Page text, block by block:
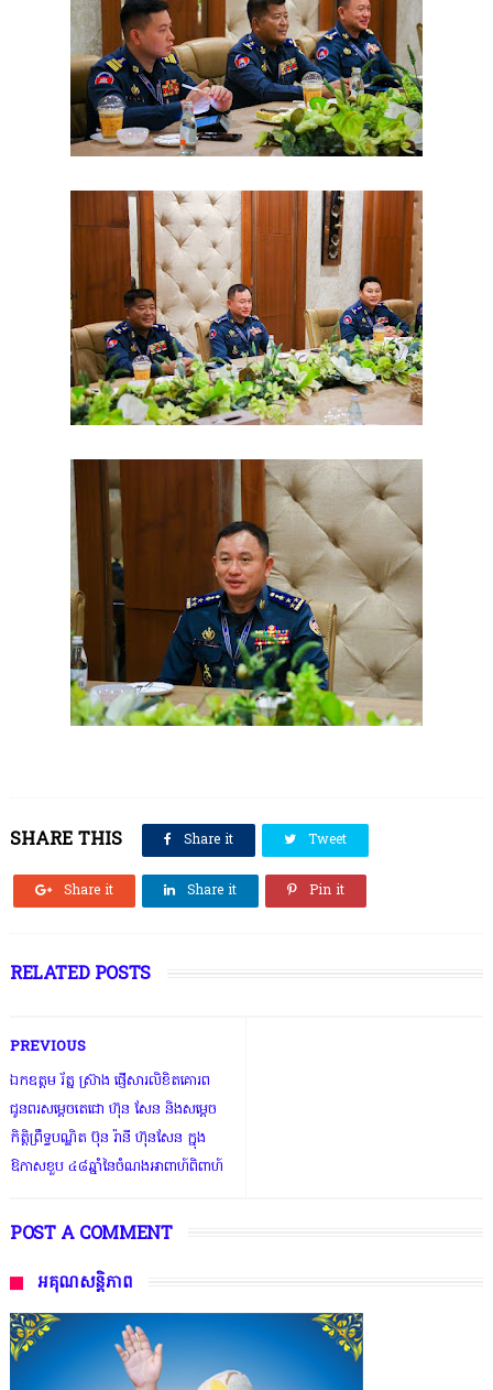
SHARE THIS Share it Tweet
Share it Share it Pin it
RELATED POSTS
PREVIOUS
ឯកឧត្តម រ័ត្ន ស្រ៊ាង ផ្ញើសារលិខិតគោរព
ជូនពរសម្តេចតេជោ ហ៊ុន សែន និងសម្តេច
កិត្តិព្រឹទ្ធបណ្ឌិត ប៊ុន រ៉ានី ហ៊ុនសែន ក្នុង
ឱកាសខួប ៤៨ឆ្នាំនៃចំណងអាពាហ៍ពិពាហ៍
POST A COMMENT
អគុណសន្តិភាព